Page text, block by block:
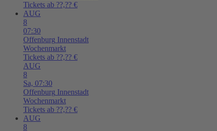
Tickets ab ??,?? €
AUG
8
07:30
Offenburg Innenstadt
Wochenmarkt
Tickets ab ??,?? €
AUG
8
Sa, 07:30
Offenburg Innenstadt
Wochenmarkt
Tickets ab ??,?? €
AUG
8